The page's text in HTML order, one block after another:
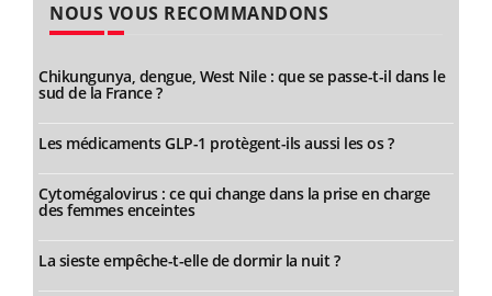
NOUS VOUS RECOMMANDONS
Chikungunya, dengue, West Nile : que se passe-t-il dans le
sud de la France ?
Les médicaments GLP-1 protègent-ils aussi les os ?
Cytomégalovirus : ce qui change dans la prise en charge
des femmes enceintes
La sieste empêche-t-elle de dormir la nuit ?